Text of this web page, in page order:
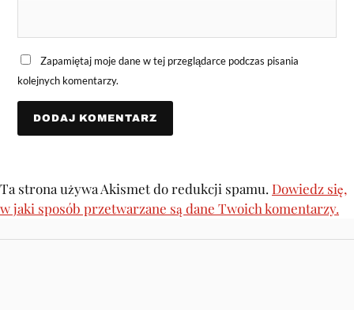
Zapamiętaj moje dane w tej przeglądarce podczas pisania
kolejnych komentarzy.
Ta strona używa Akismet do redukcji spamu. Dowiedz się,
w jaki sposób przetwarzane są dane Twoich komentarzy.